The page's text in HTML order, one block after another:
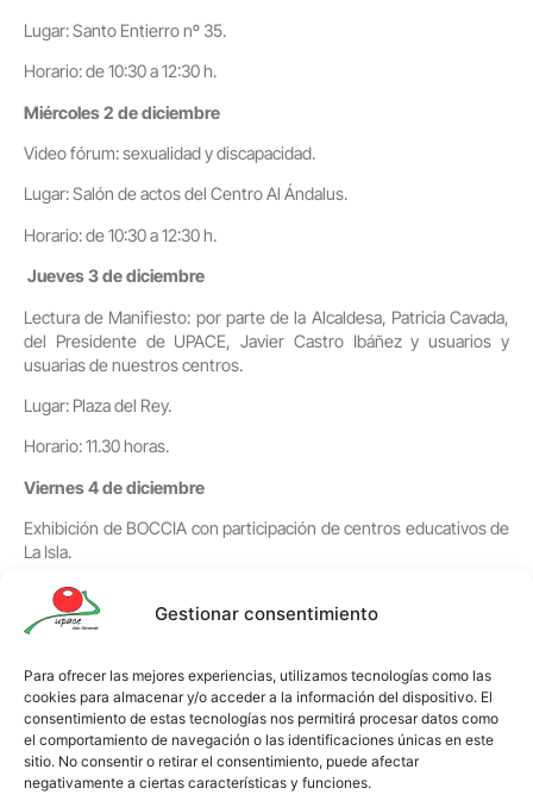
Gestionar consentimiento
Para ofrecer las mejores experiencias, utilizamos tecnologías como las
cookies para almacenar y/o acceder a la información del dispositivo. El
consentimiento de estas tecnologías nos permitirá procesar datos como
el comportamiento de navegación o las identificaciones únicas en este
sitio. No consentir o retirar el consentimiento, puede afectar
negativamente a ciertas características y funciones.
Lugar: Santo Entierro nº 35.
Horario: de 10:30 a 12:30 h.
Miércoles 2 de diciembre
Video fórum: sexualidad y discapacidad.
Lugar: Salón de actos del Centro Al Ándalus.
Horario: de 10:30 a 12:30 h.
Jueves 3 de diciembre
Lectura de Manifiesto: por parte de la Alcaldesa, Patricia Cavada,
del Presidente de UPACE, Javier Castro Ibáñez y usuarios y
usuarias de nuestros centros.
Lugar: Plaza del Rey.
Horario: 11.30 horas.
Viernes 4 de diciembre
Exhibición de BOCCIA con participación de centros educativos de
La Isla.
Realización de fotos en Photocall de UPACE SAN FERNANDO para
su posterior publicación en las redes sociales de la entidad
obsequiando a los más “me gusta”, con un producto realizado por
Lugar: Plaza del Carmen.
Horario: de 10:30 a 12:30 h.